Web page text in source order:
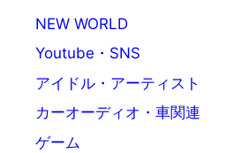
NEW WORLD
Youtube・SNS
アイドル・アーティスト
カーオーディオ・車関連
ゲーム